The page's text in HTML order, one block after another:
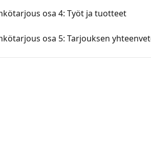
osa 4: Työt ja tuotteet
osa 5: Tarjouksen